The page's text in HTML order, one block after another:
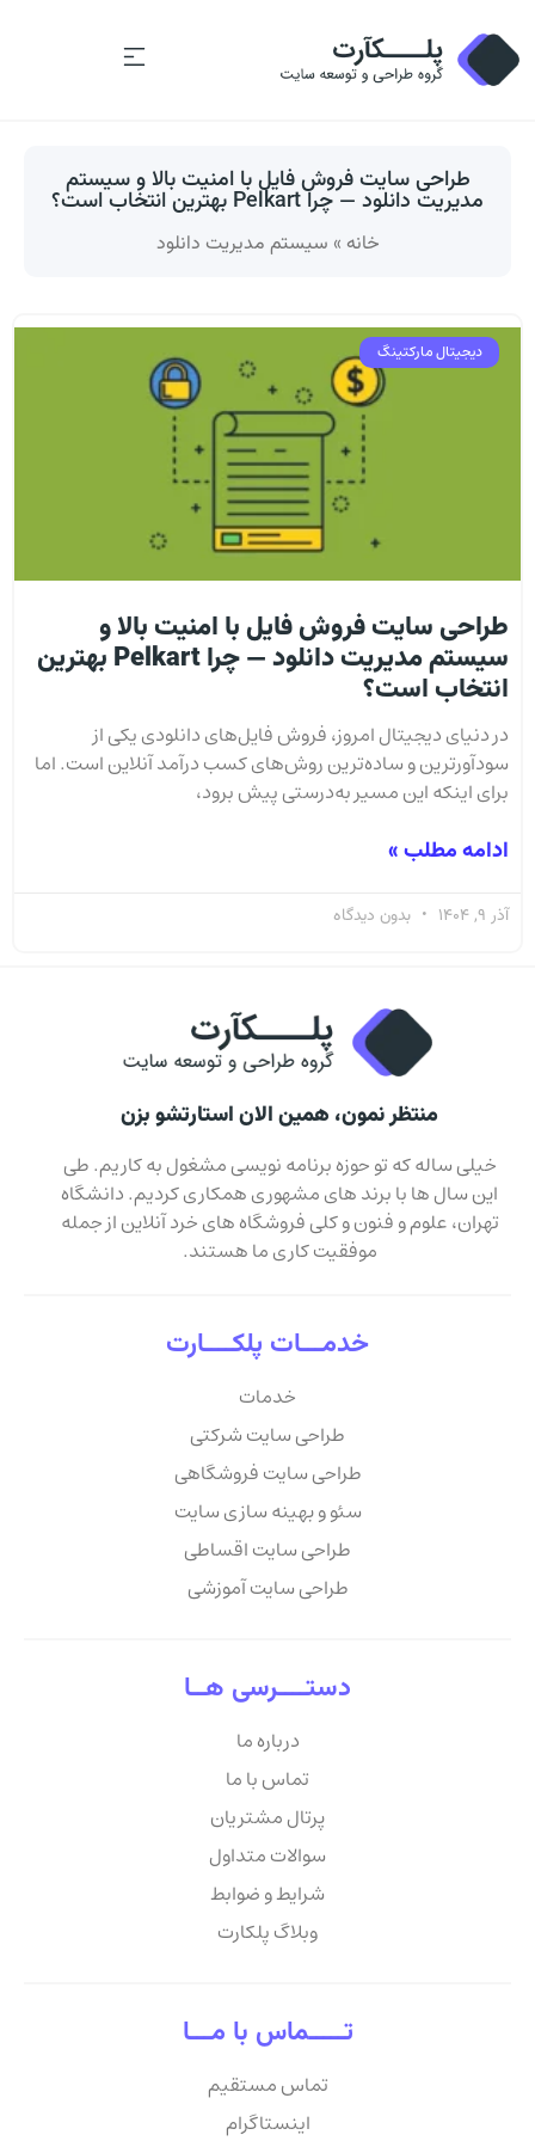
طراحی سایت فروش فایل با امنیت بالا و سیستم
مدیریت دانلود — چرا Pelkart بهترین انتخاب است؟
خانه » سیستم مدیریت دانلود
دیجیتال مارکتینگ
طراحی سایت فروش فایل با امنیت بالا و
سیستم مدیریت دانلود — چرا Pelkart بهترین
انتخاب است؟
در دنیای دیجیتال امروز، فروش فایل‌های دانلودی یکی از
سودآورترین و ساده‌ترین روش‌های کسب درآمد آنلاین است. اما
برای اینکه این مسیر به‌درستی پیش برود،
ادامه مطلب »
آذر 9, 1404 بدون دیدگاه
منتظر نمون، همین الان استارتشو بزن
خیلی ساله که تو حوزه برنامه نویسی مشغول به کاریم. طی
این سال ها با برند های مشهوری همکاری کردیم. دانشگاه
تهران، علوم و فنون و کلی فروشگاه های خرد آنلاین از جمله
موفقیت کاری ما هستند.
خدمـــات پلکــــارت
خدمات
طراحی سایت شرکتی
طراحی سایت فروشگاهی
سئو و بهینه سازی سایت
طراحی سایت اقساطی
طراحی سایت آموزشی
دستــــرسی هــا
درباره ما
تماس با ما
پرتال مشتریان
سوالات متداول
شرایط و ضوابط
وبلاگ پلکارت
تـــــماس با مـــا
تماس مستقیم
اینستاگرام